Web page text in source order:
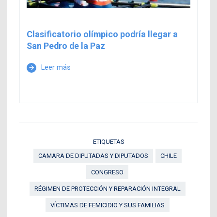
Clasificatorio olímpico podría llegar a
San Pedro de la Paz
arrow_forward Leer más
ETIQUETAS
CAMARA DE DIPUTADAS Y DIPUTADOS
CHILE
CONGRESO
RÉGIMEN DE PROTECCIÓN Y REPARACIÓN INTEGRAL
VÍCTIMAS DE FEMICIDIO Y SUS FAMILIAS